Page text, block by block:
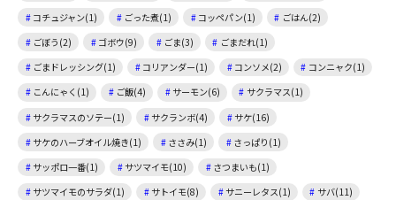
コチュジャン(1)
ごった煮(1) コッペパン(1)
ごはん(2)
ごぼう(2)
ゴボウ(9) ごま(3)
ごまだれ(1)
ごまドレッシング(1)
コリアンダー(1) コンソメ(2)
コンニャク(1)
こんにゃく(1)
ご飯(4) サーモン(6)
サクラマス(1)
サクラマスのソテー(1)
サクランボ(4)
サケ(16)
サケのハーブオイル焼き(1)
ささみ(1)
さっぱり(1)
サッポロ一番(1)
サツマイモ(10)
さつまいも(1)
サツマイモのサラダ(1)
サトイモ(8) サニーレタス(1)
サバ(11)